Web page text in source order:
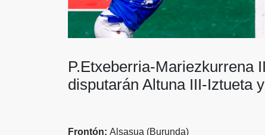
P.Etxeberria-Mariezkurrena
disputarán Altuna III-Iztueta
Frontón: Alsasua (Burunda)